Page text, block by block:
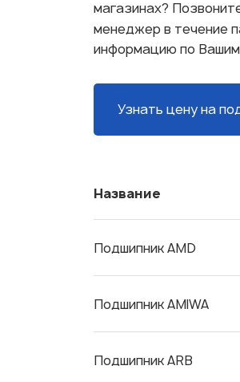
магазинах?
менеджер в течение
информацию по
Узнать цену на
Название
Подшипник AMD
Подшипник AMIWA
Подшипник ARB